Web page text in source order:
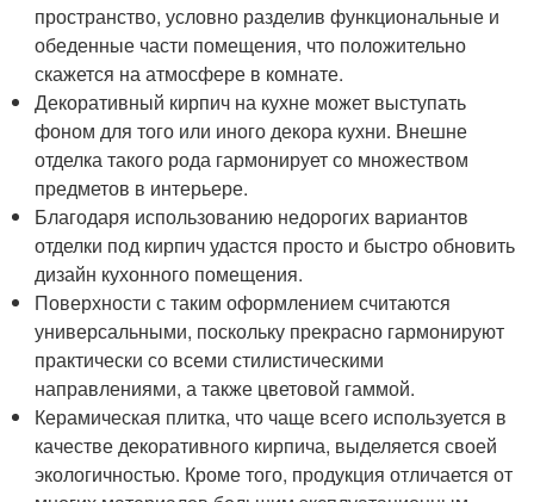
пространство, условно разделив функциональные и
обеденные части помещения, что положительно
скажется на атмосфере в комнате.
Декоративный кирпич на кухне может выступать
фоном для того или иного декора кухни. Внешне
отделка такого рода гармонирует со множеством
предметов в интерьере.
Благодаря использованию недорогих вариантов
отделки под кирпич удастся просто и быстро обновить
дизайн кухонного помещения.
Поверхности с таким оформлением считаются
универсальными, поскольку прекрасно гармонируют
практически со всеми стилистическими
направлениями, а также цветовой гаммой.
Керамическая плитка, что чаще всего используется в
качестве декоративного кирпича, выделяется своей
экологичностью. Кроме того, продукция отличается от